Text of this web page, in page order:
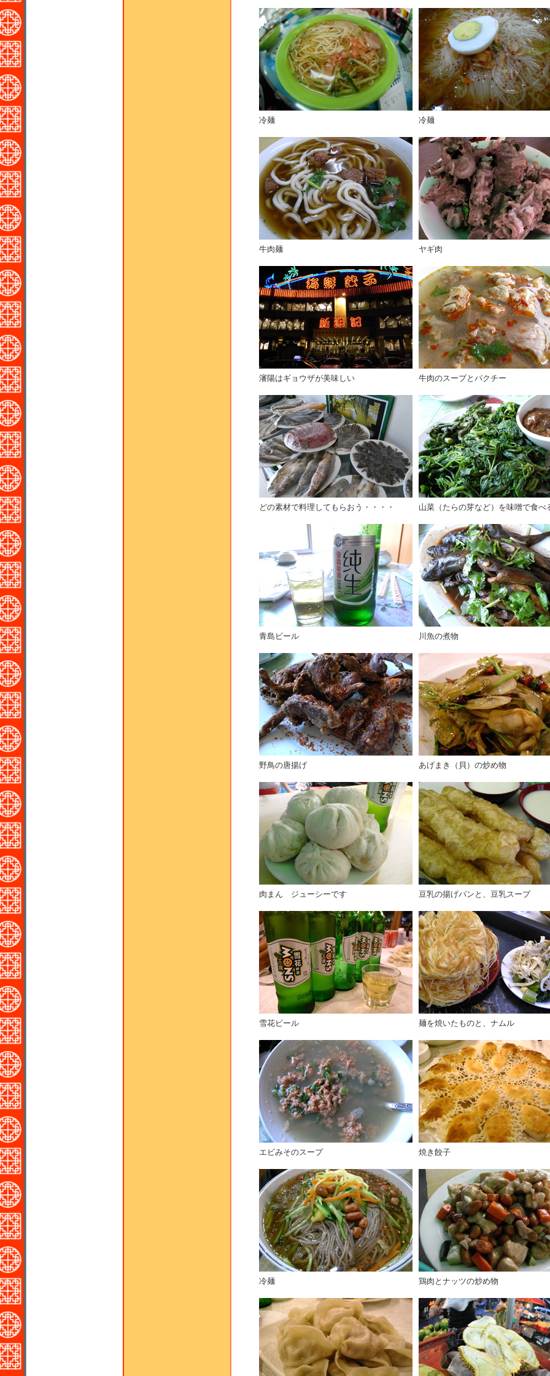
冷麺 冷麺
牛肉麺 ヤギ肉
瀋陽はギョウザが美味しい 牛肉のスープとパクチー
どの素材で料理してもらおう・・・・ 山菜（たらの芽など）を味噌で食べ
青島ビール 川魚の煮物
野鳥の唐揚げ あげまき（貝）の炒め物
肉まん ジューシーです 豆乳の揚げパンと、豆乳スープ
雪花ビール 麺を焼いたものと、ナムル
エビみそのスープ 焼き餃子
冷麺 鶏肉とナッツの炒め物